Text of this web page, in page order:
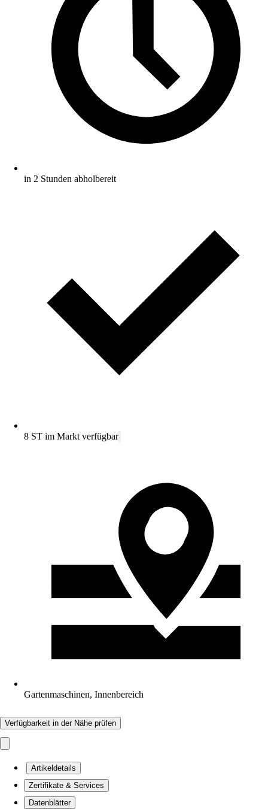
in 2 Stunden abholbereit
8 ST im Markt verfügbar
Gartenmaschinen, Innenbereich
Verfügbarkeit in der Nähe prüfen
Artikeldetails
Zertifikate & Services
Datenblätter